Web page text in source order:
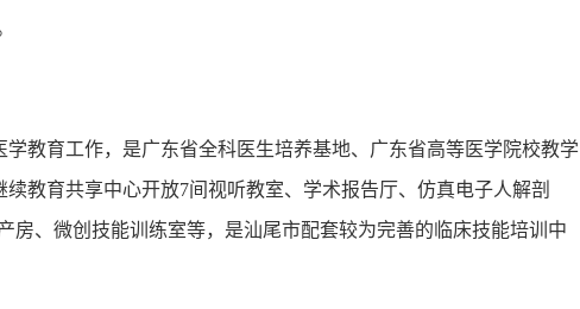
教育工作，是广东省全科医生培养基地、广东省高等医学院校教学
教育共享中心开放7间视听教室、学术报告厅、仿真电子人解剖
房、微创技能训练室等，是汕尾市配套较为完善的临床技能培训中